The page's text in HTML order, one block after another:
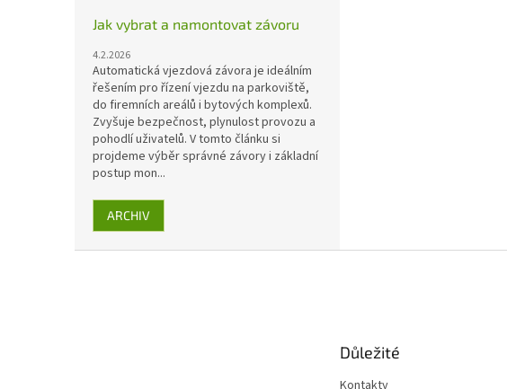
Jak vybrat a namontovat závoru
4.2.2026
Automatická vjezdová závora je ideálním
řešením pro řízení vjezdu na parkoviště,
do firemních areálů i bytových komplexů.
Zvyšuje bezpečnost, plynulost provozu a
pohodlí uživatelů. V tomto článku si
projdeme výběr správné závory i základní
postup mon...
ARCHIV
Důležité
Kontakty